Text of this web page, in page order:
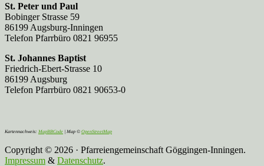
St. Peter und Paul
Bobinger Strasse 59
86199 Augsburg-Inningen
Telefon Pfarrbüro 0821 96955
St. Johannes Baptist
Friedrich-Ebert-Strasse 10
86199 Augsburg
Telefon Pfarrbüro 0821 90653-0
Kartennachweis: MapBBCode | Map © OpenStreetMap
Copyright © 2026 · Pfarreiengemeinschaft Göggingen-Inningen.
Impressum & Datenschutz.